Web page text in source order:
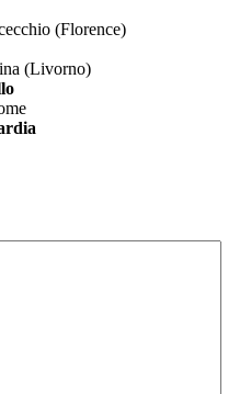
(Florence)
(Livorno)